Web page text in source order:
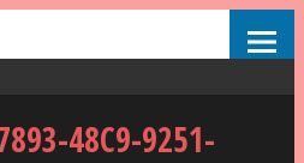
48C9-9251-